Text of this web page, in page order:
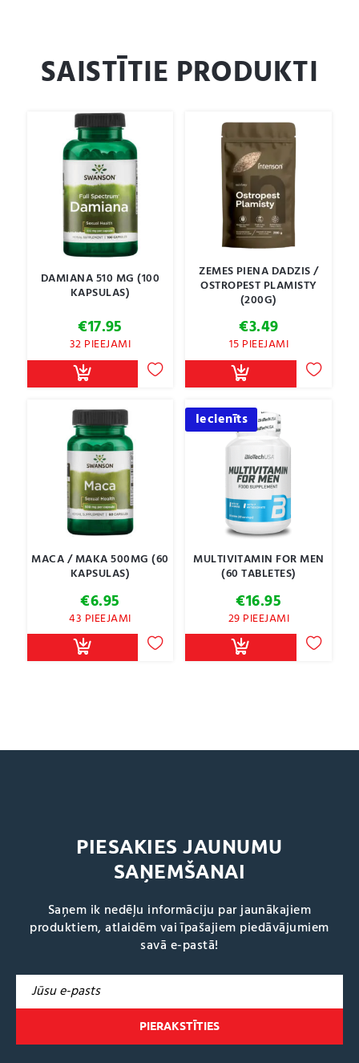
SAISTĪTIE PRODUKTI
DAMIANA 510 MG (100
KAPSULAS)
€17.95
32 PIEEJAMI
ZEMES PIENA DADZIS /
OSTROPEST PLAMISTY
(200G)
€3.49
15 PIEEJAMI
MACA / MAKA 500MG (60
KAPSULAS)
€6.95
43 PIEEJAMI
Iecienīts
MULTIVITAMIN FOR MEN
(60 TABLETES)
€16.95
29 PIEEJAMI
PIESAKIES JAUNUMU
SAŅEMŠANAI
Saņem ik nedēļu informāciju par jaunākajiem
produktiem, atlaidēm vai īpašajiem piedāvājumiem
savā e-pastā!